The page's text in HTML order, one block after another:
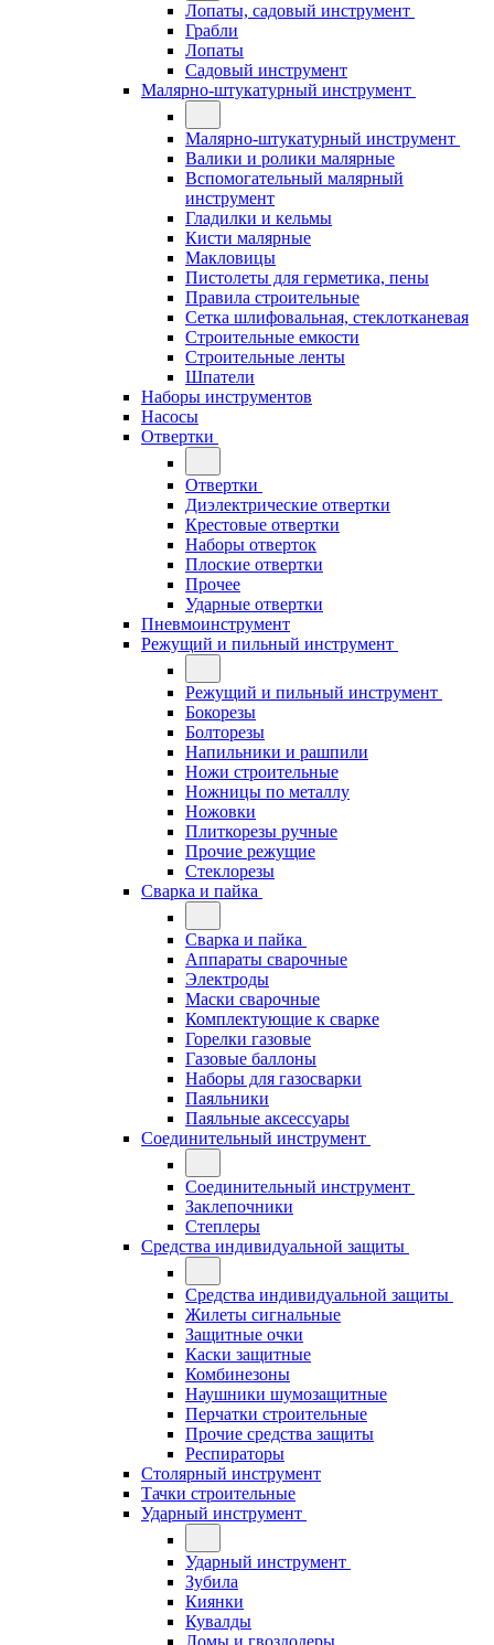
Лопаты, садовый инструмент
Грабли
Лопаты
Садовый инструмент
Малярно-штукатурный инструмент
Малярно-штукатурный инструмент
Валики и ролики малярные
Вспомогательный малярный
инструмент
Гладилки и кельмы
Кисти малярные
Макловицы
Пистолеты для герметика, пены
Правила строительные
Сетка шлифовальная, стеклотканевая
Строительные емкости
Строительные ленты
Шпатели
Наборы инструментов
Насосы
Отвертки
Отвертки
Диэлектрические отвертки
Крестовые отвертки
Наборы отверток
Плоские отвертки
Прочее
Ударные отвертки
Пневмоинструмент
Режущий и пильный инструмент
Режущий и пильный инструмент
Бокорезы
Болторезы
Напильники и рашпили
Ножи строительные
Ножницы по металлу
Ножовки
Плиткорезы ручные
Прочие режущие
Стеклорезы
Сварка и пайка
Сварка и пайка
Аппараты сварочные
Электроды
Маски сварочные
Комплектующие к сварке
Горелки газовые
Газовые баллоны
Наборы для газосварки
Паяльники
Паяльные аксессуары
Соединительный инструмент
Соединительный инструмент
Заклепочники
Степлеры
Средства индивидуальной защиты
Средства индивидуальной защиты
Жилеты сигнальные
Защитные очки
Каски защитные
Комбинезоны
Наушники шумозащитные
Перчатки строительные
Прочие средства защиты
Респираторы
Столярный инструмент
Тачки строительные
Ударный инструмент
Ударный инструмент
Зубила
Киянки
Кувалды
Ломы и гвоздодеры